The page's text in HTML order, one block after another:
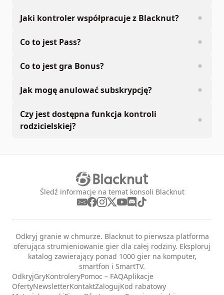
Jaki kontroler współpracuje z Blacknut?
Co to jest Pass?
Co to jest gra Bonus?
Jak mogę anulować subskrypcję?
Czy jest dostępna funkcja kontroli
rodzicielskiej?
Śledź informacje na temat konsoli Blacknut
Odkryj granie w chmurze. Blacknut to pierwsza platforma
oferująca strumieniowanie gier dla całej rodziny. Eksploruj
katalog zawierający ponad 1000 gier na komputer,
smartfon i SmartTV.
OdkryjGryKontroleryPomoc – FAQAplikacje
OfertyNewsletterKontaktZalogujKod rabatowy